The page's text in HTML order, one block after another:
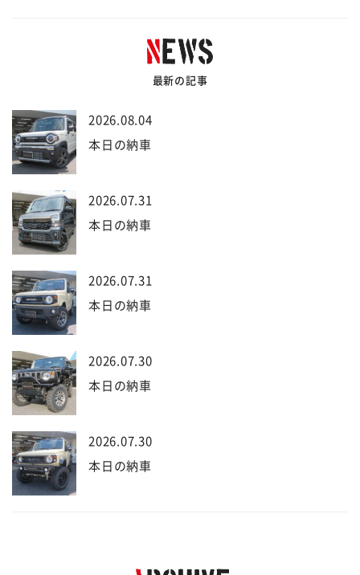
最新の記事
2026.08.04
本日の納車
2026.07.31
本日の納車
2026.07.31
本日の納車
2026.07.30
本日の納車
2026.07.30
本日の納車